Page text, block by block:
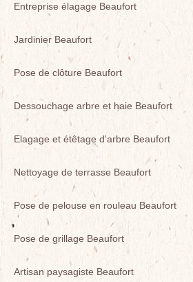
Entreprise élagage Beaufort
Jardinier Beaufort
Pose de clôture Beaufort
Dessouchage arbre et haie Beaufort
Elagage et étêtage d'arbre Beaufort
Nettoyage de terrasse Beaufort
Pose de pelouse en rouleau Beaufort
Pose de grillage Beaufort
Artisan paysagiste Beaufort